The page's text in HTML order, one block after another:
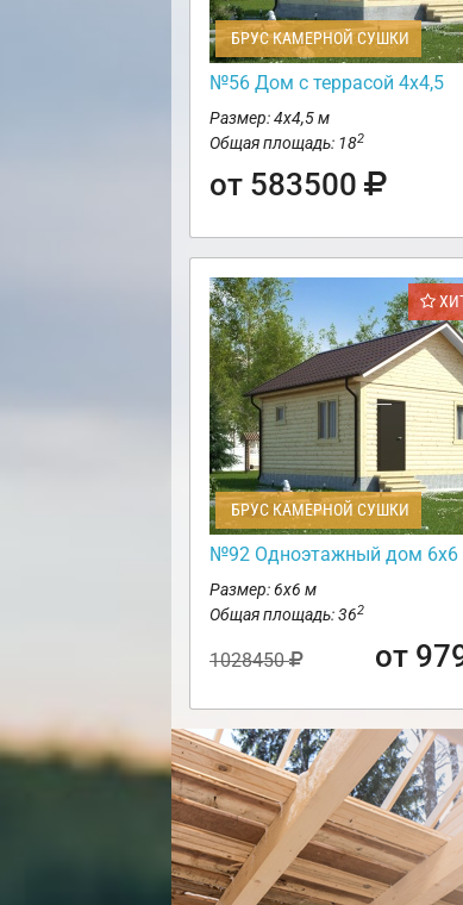
БРУС КАМЕРНОЙ СУШКИ
№56 Дом с террасой 4х4,5
Размер: 4х4,5 м
Общая площадь: 182
от 583500
БРУС КАМЕРНОЙ СУШКИ
№92 Одноэтажный дом 6х6
Размер: 6х6 м
Общая площадь: 362
1028450 от